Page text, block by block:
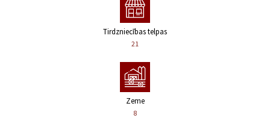
Tirdzniecības telpas
21
Zeme
8